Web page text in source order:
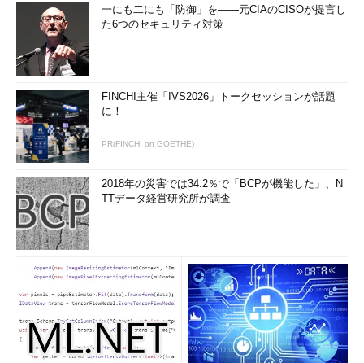
一にも二にも「防御」を――元CIAのCISOが提言し
た6つのセキュリティ対策
FINCHI主催「IVS2026」トークセッションが話題
に！
PR(FINCHI on GOETHE)
2018年の災害では34.2％で「BCPが機能した」、N
TTデータ経営研究所が調査